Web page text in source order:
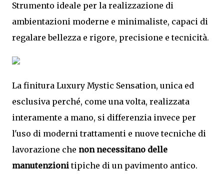
Strumento ideale per la realizzazione di
ambientazioni moderne e minimaliste, capaci di
regalare bellezza e rigore, precisione e tecnicità.
La finitura Luxury Mystic Sensation, unica ed
esclusiva perché, come una volta, realizzata
interamente a mano, si differenzia invece per
l'uso di moderni trattamenti e nuove tecniche di
lavorazione che non necessitano delle
manutenzionitipiche di un pavimento antico.